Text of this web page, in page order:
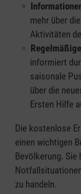
mehr über
Aktivitäten
informiert
saisonale
über die
Ersten Hilfe
Die kostenlose
einen wichtigen
Bevölkerung.
zu handeln.